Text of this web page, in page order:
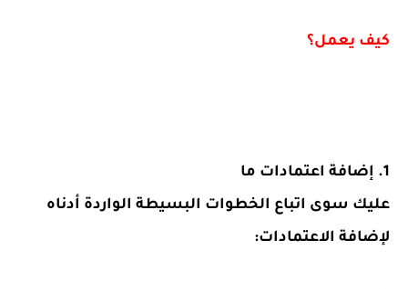
كيف يعمل؟
1. إضافة اعتمادات ما
عليك سوى اتباع الخطوات البسيطة الواردة أدناه
لإضافة الاعتمادات: